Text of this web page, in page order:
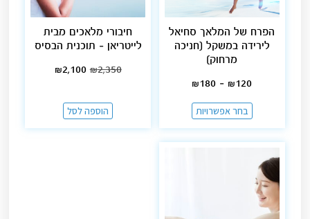
הפרח של המלאך סחיאל
לירידה במשקל [חניכה
מרחוק]
₪120
–
₪180
בחר אפשרויות
חיבורי מלאכים מבית
לייטריאן – תוכנית הבסיס
₪2,350
₪2,100
הוספה לסל